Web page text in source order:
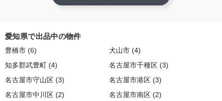
愛知県で出品中の物件
豊橋市 (6) 犬山市 (4)
知多郡武豊町 (4) 名古屋市千種区 (3)
名古屋市守山区 (3) 名古屋市港区 (3)
名古屋市中川区 (2) 名古屋市南区 (2)